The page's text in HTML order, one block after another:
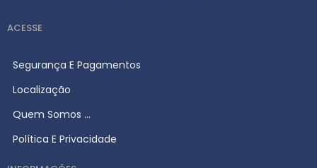
ACESSE
Segurança E Pagamentos
Localização
Quem Somos ...
Política E Privacidade